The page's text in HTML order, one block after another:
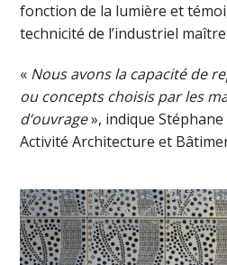
fonction de la lumière et
technicité de l’industriel maître
« Nous avons la capacité de
ou conceptschoisis par les
d’ouvrage», indique
Activité Architecture et